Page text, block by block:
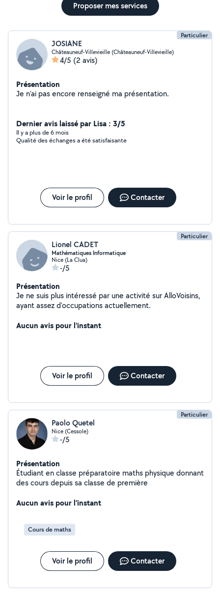
Proposer mes services
Particulier
JOSIANE
Châteauneuf-Villevieille (Châteauneuf-Villevieille)
4/5 (2 avis)
Présentation
Je n'ai pas encore renseigné ma présentation.
Dernier avis laissé par Lisa : 3/5
Il y a plus de 6 mois
Qualité des échanges a été satisfaisante
Voir le profil Contacter
Particulier
Lionel CADET
Mathématiques Informatique
Nice (La Clua)
-/5
Présentation
Je ne suis plus intéressé par une activité sur AlloVoisins,
ayant assez d'occupations actuellement.
Aucun avis pour l'instant
Voir le profil Contacter
Particulier
Paolo Quetel
Nice (Cessole)
-/5
Présentation
Étudiant en classe préparatoire maths physique donnant
des cours depuis sa classe de première
Aucun avis pour l'instant
Cours de maths
Voir le profil Contacter